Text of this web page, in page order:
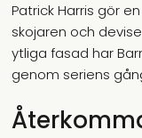
Patrick Harris gör
skojaren och
ytliga fasad har
genom seriens